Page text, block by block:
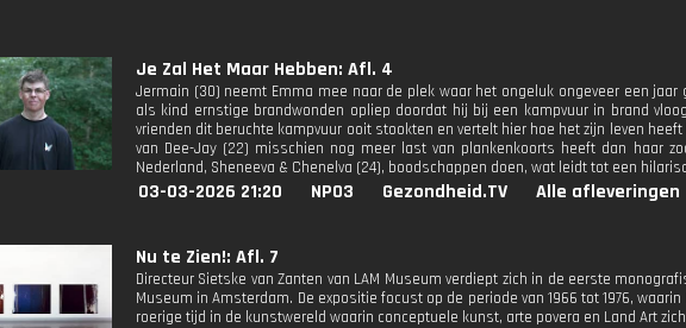
Je Zal Het Maar Hebben: Afl. 4
Jermain (30) neemt Emma mee naar de plek waar het ongeluk ongeveer een
als kind ernstige brandwonden opliep doordat hij bij een kampvuur in brand
vrienden dit beruchte kampvuur ooit stookten en vertelt hier hoe het zijn leven
van Dee-Jay (22) misschien nog meer last van plankenkoorts heeft dan haar
Nederland, Sheneeva & Chenelva (24), boodschappen doen, wat leidt tot een
03-03-2026 21:20 NPO3 Gezondheid.TV Alle afleveringen
Nu te Zien!: Afl. 7
Directeur Sietske van Zanten van LAM Museum verdiept zich in de eerste
Museum in Amsterdam. De expositie focust op de periode van 1966 tot 1976,
roerige tijd in de kunstwereld waarin conceptuele kunst, arte povera en Land Art